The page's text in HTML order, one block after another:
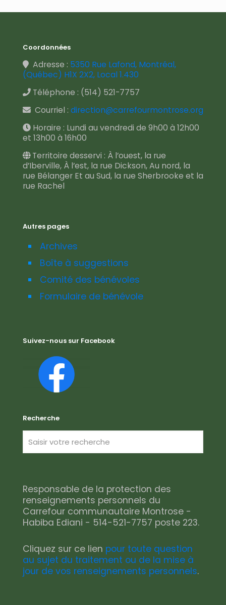
Coordonnées
Adresse : 5350 Rue Lafond, Montréal,
(Québec) H1X 2X2, Local 1.430
Téléphone : (514) 521-7757
Courriel : direction@carrefourmontrose.org
Horaire : Lundi au vendredi de 9h00 à 12h00
et 13h00 à 16h00
Territoire desservi : À l’ouest, la rue
d’Iberville, À l’est, la rue Dickson, Au nord, la
rue Bélanger Et au Sud, la rue Sherbrooke et la
rue Rachel
Autres pages
Archives
Boîte à suggestions
Comité des bénévoles
Formulaire de bénévole
Suivez-nous sur Facebook
Recherche
Responsable de la protection des
renseignements personnels du
Carrefour communautaire Montrose -
Habiba Ediani - 514-521-7757 poste 223.
Cliquez sur ce lien pour toute question
au sujet du traitement ou de la mise à
jour de vos renseignements personnels.